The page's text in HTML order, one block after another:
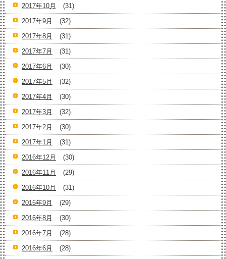
2017年10月
(31)
2017年9月
(32)
2017年8月
(31)
2017年7月
(31)
2017年6月
(30)
2017年5月
(32)
2017年4月
(30)
2017年3月
(32)
2017年2月
(30)
2017年1月
(31)
2016年12月
(30)
2016年11月
(29)
2016年10月
(31)
2016年9月
(29)
2016年8月
(30)
2016年7月
(28)
2016年6月
(28)